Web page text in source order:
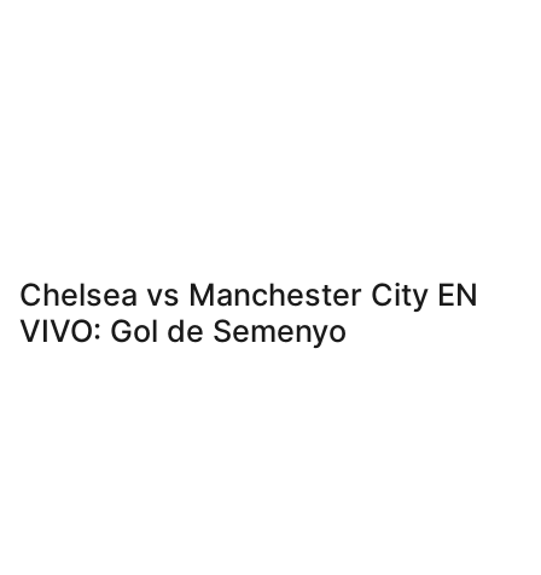
Chelsea vs Manchester City EN
VIVO: Gol de Semenyo